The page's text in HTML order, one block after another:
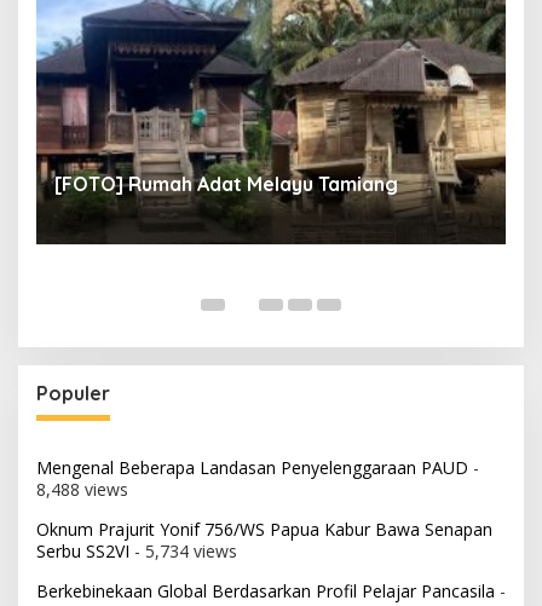
[FOTO] Rumah Adat Melayu Tamiang
Populer
Mengenal Beberapa Landasan Penyelenggaraan PAUD -
8,488 views
Oknum Prajurit Yonif 756/WS Papua Kabur Bawa Senapan
Serbu SS2VI - 5,734 views
Berkebinekaan Global Berdasarkan Profil Pelajar Pancasila -